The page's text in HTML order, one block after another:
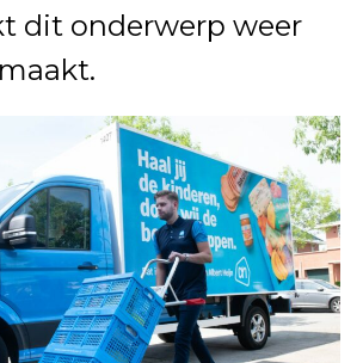
dit onderwerp weer